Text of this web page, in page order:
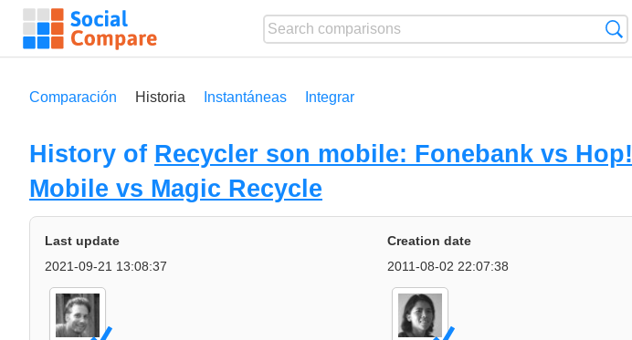
Comparación Historia Instantáneas Integrar
History of Recycler son mobile: Fonebank vs Hop!
Mobile vs Magic Recycle
Last update
2021-09-21 13:08:37
Creation date
2011-08-02 22:07:38